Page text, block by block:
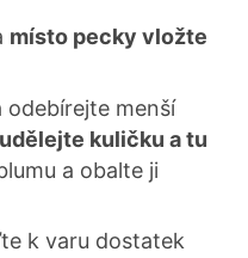
místo pecky vložte
menší
udělejte kuličku a tu
a obalte ji
k varu dostatek